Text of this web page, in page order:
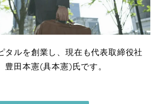
タルを創業し、現在も代表取締役社
豊田本憲(具本憲)氏です。